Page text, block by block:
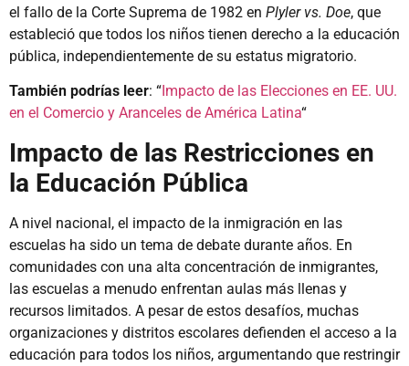
el fallo de la Corte Suprema de 1982 en Plyler vs. Doe, que
estableció que todos los niños tienen derecho a la educación
pública, independientemente de su estatus migratorio.
También podrías leer: “ Impacto de las Elecciones en EE. UU.
en el Comercio y Aranceles de América Latina“
Impacto de las Restricciones en
la Educación Pública
A nivel nacional, el impacto de la inmigración en las
escuelas ha sido un tema de debate durante años. En
comunidades con una alta concentración de inmigrantes,
las escuelas a menudo enfrentan aulas más llenas y
recursos limitados. A pesar de estos desafíos, muchas
organizaciones y distritos escolares defienden el acceso a la
educación para todos los niños, argumentando que restringir